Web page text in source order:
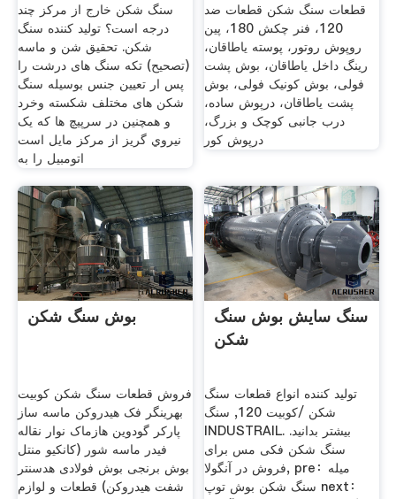
سنگ شکن خارج از مرکز چند
درجه است؟ تولید کننده سنگ
شکن. تحقیق شن و ماسه
(تصحیح) تکه سنگ های درشت را
پس ار تعیین جنس بوسیله سنگ
شکن های مختلف شکسته وخرد
و همچنين در سرپيچ ها که يک
نيروي گريز از مرکز مايل است
اتومبيل را به
قطعات سنگ شکن قطعات ضد
120، فنر چکش 180، پین
روپوش روتور، پوسته یاطاقان،
رینگ داخل یاطاقان، بوش پشت
فولی، بوش کونیک فولی، بوش
پشت یاطاقان، درپوش ساده،
درب جانبی کوچک و بزرگ،
درپوش کور
بوش سنگ شکن
فروش قطعات سنگ شکن کوبیت
بهرینگر فک هیدروکن ماسه ساز
پارکر گودوین هازماک نوار نقاله
فیدر ماسه شور (کانکیو منتل
بوش برنجی بوش فولادی هدسنتر
شفت هیدروکن) قطعات و لوازم
سنگ سایش بوش سنگ
شکن
تولید کننده انواع قطعات سنگ
شکن /کوبیت 120, سنگ
INDUSTRAIL. بیشتر بدانید.
سنگ شکن فکی مس برای
فروش در آنگولا, pre：میله
سنگ شکن بوش توپ next：